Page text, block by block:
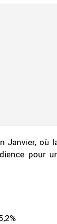
Janvier, où
pour